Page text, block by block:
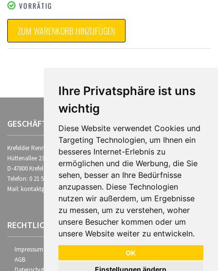
Ihre Privatsphäre ist uns
wichtig
Diese Website verwendet Cookies und
Targeting Technologien, um Ihnen ein
besseres Internet-Erlebnis zu
ermöglichen und die Werbung, die Sie
sehen, besser an Ihre Bedürfnisse
anzupassen. Diese Technologien
nutzen wir außerdem, um Ergebnisse
zu messen, um zu verstehen, woher
unsere Besucher kommen oder um
unsere Website weiter zu entwickeln.
OK
Einstellungen ändern
VORRÄTIG
ZUM WARENKORB HINZUFÜGEN
GESCHÄFTSSTELLE
Krefelder Rennclub 1997 e.V.
Hüttenallee 237b
D-47800 Krefeld
Telefon: 0 21 51- 58 99 0
Mail: kontakt@krefelder-rennclub.de
RECHTLICHES
Impressum
AGB